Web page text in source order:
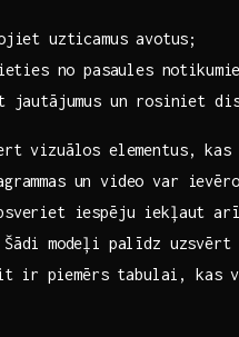
uzticamus avotus;
no pasaules​
jautājumus un rosiniet
vizuālos elementus, kas
un video var
iespēju iekļaut
modeļi palīdz
⁤ir piemērs tabulai, kas